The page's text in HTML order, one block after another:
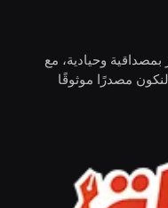
وحيادية، مع
لنكون مصدرًا موثوقًا